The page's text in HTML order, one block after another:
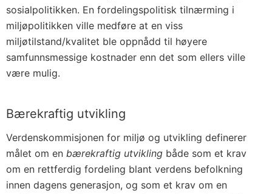
sosialpolitikken. En fordelingspolitisk tilnærming i
miljøpolitikken ville medføre at en viss
miljøtilstand/kvalitet ble oppnådd til høyere
samfunnsmessige kostnader enn det som ellers ville
være mulig.
Bærekraftig utvikling
Verdenskommisjonen for miljø og utvikling definerer
målet om en bærekraftig utvikling både som et krav
om en rettferdig fordeling blant verdens befolkning
innen dagens generasjon, og som et krav om en